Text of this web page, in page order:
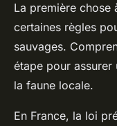
La première chose
certaines règles
sauvages.
étape pour assurer
la faune locale.
En France, la loi